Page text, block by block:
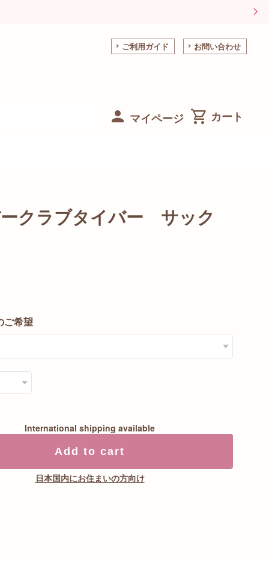
ご利用ガイド お問い合わせ
マイページ
クラブタイバー サック
ご希望
International shipping available
Add to cart
日本国内にお住まいの方向け